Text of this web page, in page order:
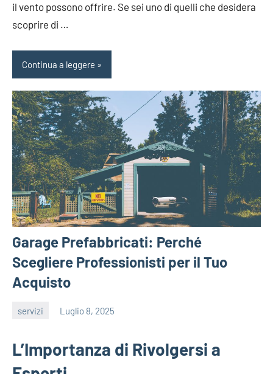
il vento possono offrire. Se sei uno di quelli che desidera
scoprire di …
Continua a leggere
Garage Prefabbricati: Perché
Scegliere Professionisti per il Tuo
Acquisto
servizi Luglio 8, 2025
L’Importanza di Rivolgersi a